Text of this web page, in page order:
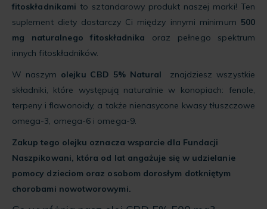
fitoskładnikami to sztandarowy produkt naszej marki! Ten
suplement diety dostarczy Ci między innymi minimum 500
mg naturalnego fitoskładnika oraz pełnego spektrum
innych fitoskładników.
W naszym olejku CBD 5% Natural
znajdziesz wszystkie
składniki, które występują naturalnie w konopiach: fenole,
terpeny i flawonoidy, a także nienasycone kwasy tłuszczowe
omega-3, omega-6 i omega-9.
Zakup tego olejku oznacza wsparcie dla Fundacji
Naszpikowani, która od lat angażuje się w udzielanie
pomocy dzieciom oraz osobom dorosłym dotkniętym
chorobami nowotworowymi.